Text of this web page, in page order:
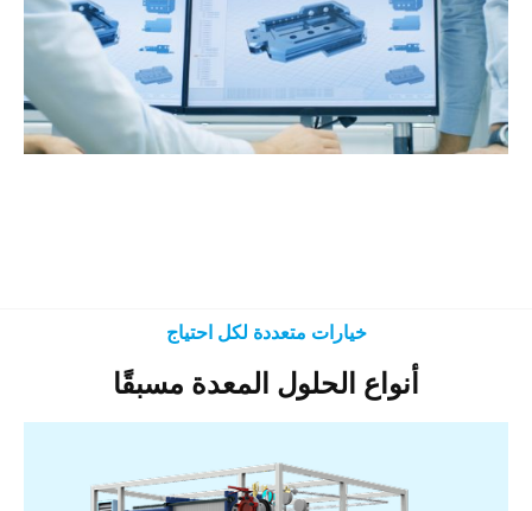
خيارات متعددة لكل احتياج
أنواع الحلول المعدة مسبقًا